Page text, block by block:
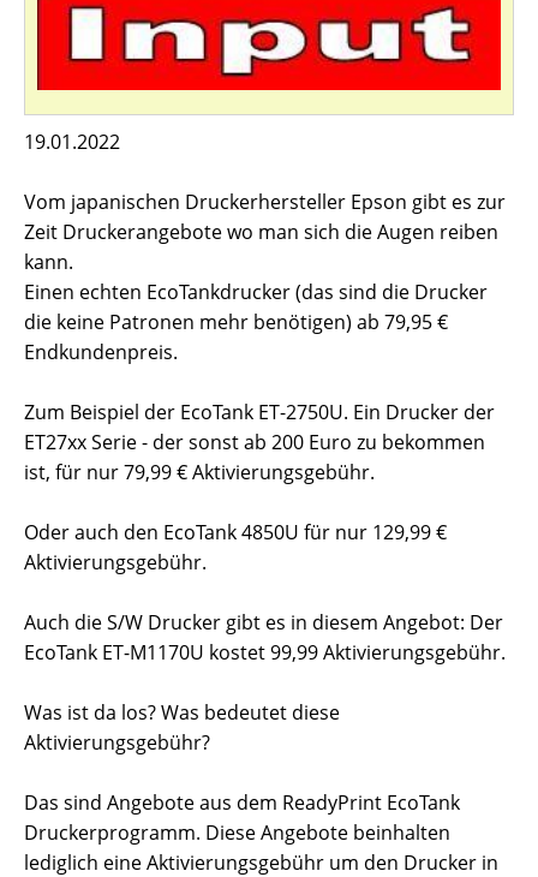
19.01.2022
Vom japanischen Druckerhersteller Epson gibt es zur
Zeit Druckerangebote wo man sich die Augen reiben
kann.
Einen echten EcoTankdrucker (das sind die Drucker
die keine Patronen mehr benötigen) ab 79,95 €
Endkundenpreis.
Zum Beispiel der EcoTank ET-2750U. Ein Drucker der
ET27xx Serie - der sonst ab 200 Euro zu bekommen
ist, für nur 79,99 € Aktivierungsgebühr.
Oder auch den EcoTank 4850U für nur 129,99 €
Aktivierungsgebühr.
Auch die S/W Drucker gibt es in diesem Angebot: Der
EcoTank ET-M1170U kostet 99,99 Aktivierungsgebühr.
Was ist da los? Was bedeutet diese
Aktivierungsgebühr?
Das sind Angebote aus dem ReadyPrint EcoTank
Druckerprogramm. Diese Angebote beinhalten
lediglich eine Aktivierungsgebühr um den Drucker in